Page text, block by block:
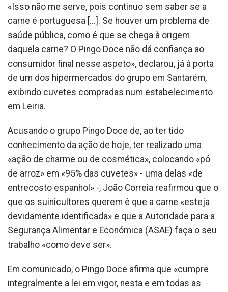
«Isso não me serve, pois continuo sem saber se a
carne é portuguesa [...]. Se houver um problema de
saúde pública, como é que se chega à origem
daquela carne? O Pingo Doce não dá confiança ao
consumidor final nesse aspeto», declarou, já à porta
de um dos hipermercados do grupo em Santarém,
exibindo cuvetes compradas num estabelecimento
em Leiria.
Acusando o grupo Pingo Doce de, ao ter tido
conhecimento da ação de hoje, ter realizado uma
«ação de charme ou de cosmética», colocando «pó
de arroz» em «95% das cuvetes» - uma delas «de
entrecosto espanhol» -, João Correia reafirmou que o
que os suinicultores querem é que a carne «esteja
devidamente identificada» e que a Autoridade para a
Segurança Alimentar e Económica (ASAE) faça o seu
trabalho «como deve ser».
Em comunicado, o Pingo Doce afirma que «cumpre
integralmente a lei em vigor, nesta e em todas as